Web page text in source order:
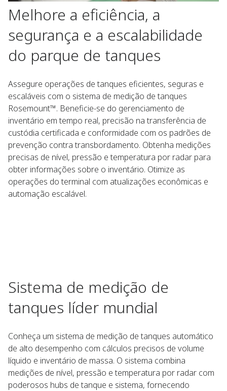
Melhore a eficiência, a
segurança e a escalabilidade
do parque de tanques
Assegure operações de tanques eficientes, seguras e
escaláveis com o sistema de medição de tanques
Rosemount™. Beneficie-se do gerenciamento de
inventário em tempo real, precisão na transferência de
custódia certificada e conformidade com os padrões de
prevenção contra transbordamento. Obtenha medições
precisas de nível, pressão e temperatura por radar para
obter informações sobre o inventário. Otimize as
operações do terminal com atualizações econômicas e
automação escalável.​
Sistema de medição de
tanques líder mundial
Conheça um sistema de medição de tanques automático
de alto desempenho com cálculos precisos de volume
líquido e inventário de massa. O sistema combina
medições de nível, pressão e temperatura por radar com
poderosos hubs de tanque e sistema, fornecendo